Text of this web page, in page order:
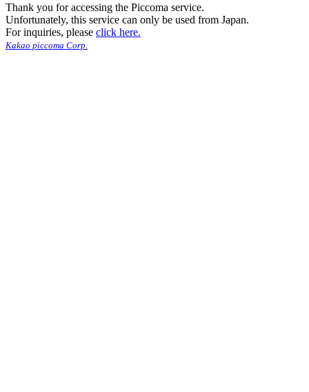
Thank you for accessing the Piccoma service.
Unfortunately, this service can only be used from Japan.
For inquiries, please click here.
Kakao piccoma Corp.